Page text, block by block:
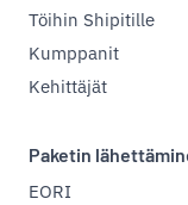
Töihin Shipitille
Kumppanit
Kehittäjät
Paketin
EORI